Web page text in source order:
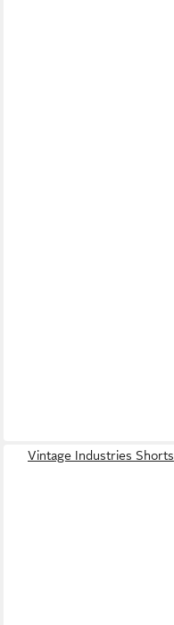
Vintage Industries Shorts